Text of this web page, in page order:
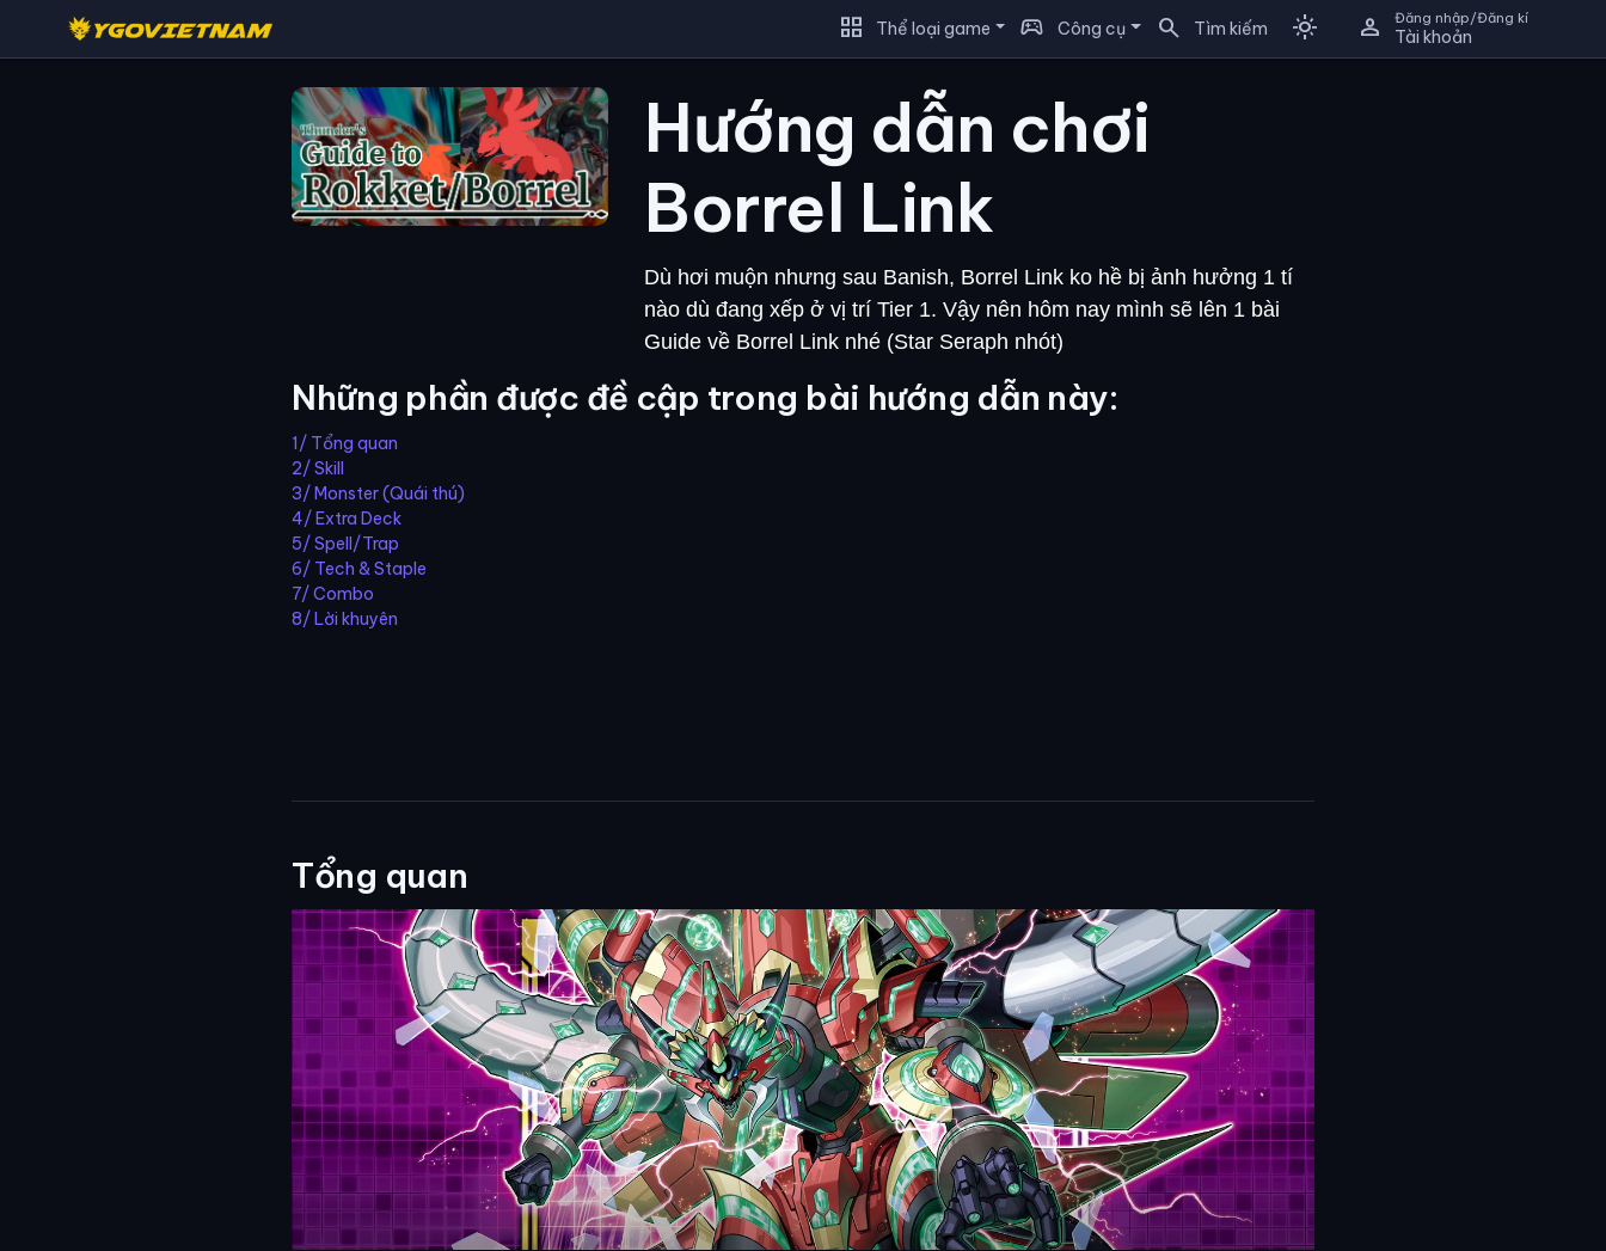
grid_view Thể loại game sports_esports Công cụ search Tìm kiếm light_mode person Đăng nhập/Đăng kí
Tài khoản
Hướng dẫn chơi
Borrel Link
Dù hơi muộn nhưng sau Banish, Borrel Link ko hề bị ảnh hưởng 1 tí
nào dù đang xếp ở vị trí Tier 1. Vậy nên hôm nay mình sẽ lên 1 bài
Guide về Borrel Link nhé (Star Seraph nhót)
Những phần được đề cập trong bài hướng dẫn này:
1/ Tổng quan
2/ Skill
3/ Monster (Quái thú)
4/ Extra Deck
5/ Spell/Trap
6/ Tech & Staple
7/ Combo
8/ Lời khuyên
Tổng quan